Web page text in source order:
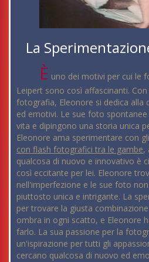
La
È uno dei motivi per cui le
Leipert sono così affascinanti.
fotografia, Eleonore si dedica alla
ed emotivi. Le sue foto
vita e dipingono una storia unica
Eleonore ama sperimentare con
con flash fotografici tra le gambe,
qualcosa di nuovo e innovativo è
così eccitante per lei. Eleonore
nell'imperfezione e le sue foto
piuttosto unica e intrigante. La
per trovare la giusta
ombra in ogni scatto, e Eleonore
farlo. La sua passione per la
un'ispirazione per tutti gli
cercano qualcosa di nuovo ed